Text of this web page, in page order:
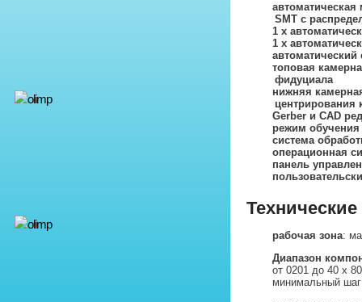
SMT с
1 x
1 x
топовая
фидуциала
нижняя
центрирования
Gerber и CAD
режим
система
операционная
панель
рабочая зона:
Диапазон
от 0201 до 40 x
минимальный